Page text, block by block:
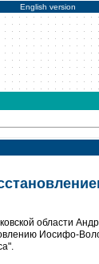
English version
области
Иосифо-